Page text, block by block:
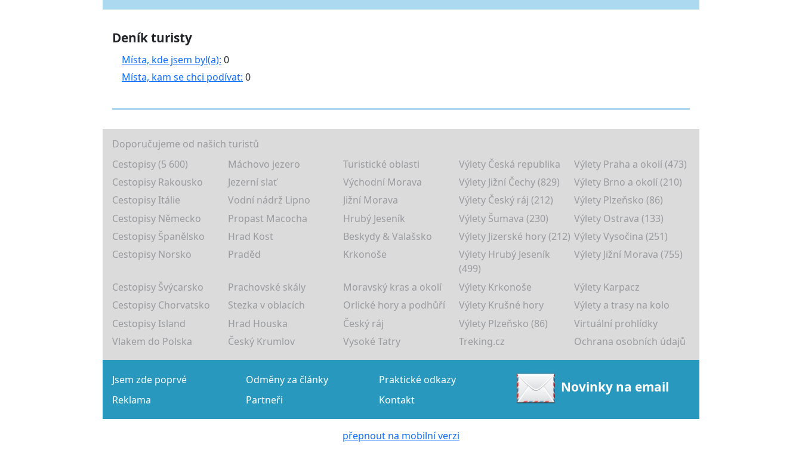
Deník turisty
Místa, kde jsem byl(a): 0
Místa, kam se chci podívat: 0
Doporučujeme od našich turistů
Cestopisy (5 600)
Máchovo jezero Turistické oblasti Výlety Česká republika
Výlety Praha a okolí (473)
Cestopisy Rakousko
Jezerní slať Východní Morava Výlety Jižní Čechy (829)
Výlety Brno a okolí (210)
Cestopisy Itálie
Vodní nádrž Lipno Jižní Morava Výlety Český ráj (212)
Výlety Plzeňsko (86)
Cestopisy Německo
Propast Macocha Hrubý Jeseník Výlety Šumava (230)
Výlety Ostrava (133)
Cestopisy Španělsko
Hrad Kost Beskydy & Valašsko Výlety Jizerské hory (212) Výlety Vysočina (251)
Cestopisy Norsko
Praděd Krkonoše
Výlety Hrubý Jeseník
(499)
Výlety Jižní Morava (755)
Cestopisy Švýcarsko Prachovské skály Moravský kras a okolí Výlety Krkonoše
Výlety Karpacz
Cestopisy Chorvatsko
Stezka v oblacích Orlické hory a podhůří Výlety Krušné hory
Výlety a trasy na kolo
Cestopisy Island
Hrad Houska Český ráj Výlety Plzeňsko (86)
Virtuální prohlídky
Vlakem do Polska
Český Krumlov Vysoké Tatry Treking.cz Ochrana osobních údajů
Jsem zde poprvé Odměny za články
Praktické odkazy
Reklama
Partneři Kontakt
Novinky na email
přepnout na mobilní verzi